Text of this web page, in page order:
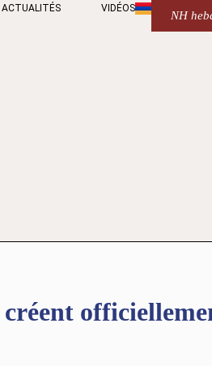
ACTUALITÉS VIDÉOS
NH